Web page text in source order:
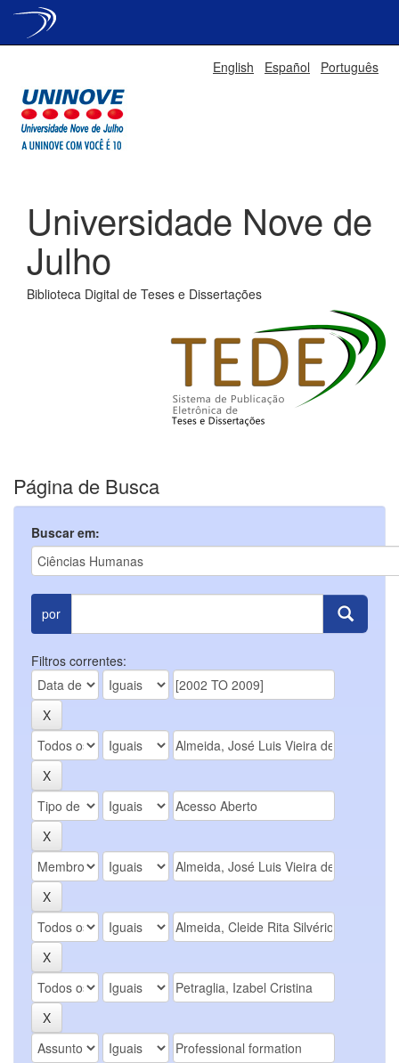
English Español Português
Universidade Nove de
Julho
Biblioteca Digital de Teses e Dissertações
Página de Busca
Buscar em:
por
Filtros correntes: